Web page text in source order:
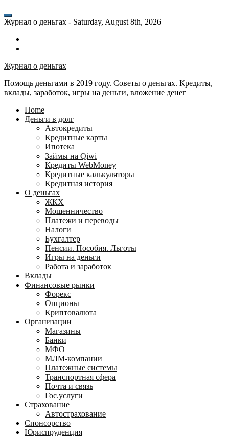
Журнал о деньгах - Saturday, August 8th, 2026
банка
24
для
лиц
взять
WebMoney?
Журнал о деньгах
Помощь деньгами в 2019 году. Советы о деньгах. Кредиты,
вклады, заработок, игры на деньги, вложение денег
Home
Деньги в долг
Автокредиты
Кредитные карты
Ипотека
Займы на Qiwi
Кредиты WebMoney
Кредитные калькуляторы
Кредитная история
О деньгах
ЖКХ
Мошенничество
Платежи и переводы
Налоги
Бухгалтер
Пенсии. Пособия. Льготы
Игры на деньги
Работа и заработок
Вклады
Финансовые рынки
Форекс
Опционы
Криптовалюта
Организации
Магазины
Банки
МФО
МЛМ-компании
Платежные системы
Транспортная сфера
Почта и связь
Гос.услуги
Страхование
Автострахование
Спонсорство
Юриспруденция